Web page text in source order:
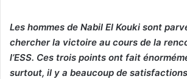
Les hommes de Nabil El Kouki sont
chercher la victoire au cours de la
l’ESS. Ces trois points ont fait
surtout, il y a beaucoup de